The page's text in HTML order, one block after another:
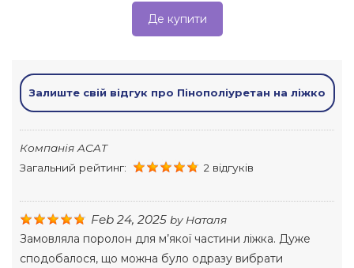
Де купити
Залиште свій відгук про Пінополіуретан на ліжко
Компанія ACAT
Загальний рейтинг:
2 відгуків
Feb 24, 2025 by Наталя
Замовляла поролон для м’якої частини ліжка. Дуже
сподобалося, що можна було одразу вибрати